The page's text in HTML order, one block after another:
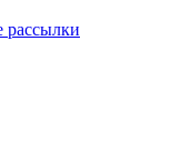
рассылки